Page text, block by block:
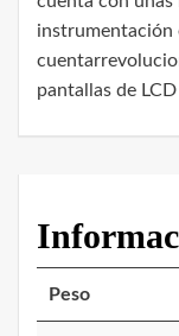
instrumentación
pantallas de
Peso